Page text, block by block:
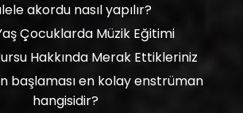
akordu nasıl yapılır?
Çocuklarda Müzik Eğitimi
Hakkında Merak Ettikleriniz
başlaması en kolay enstrüman
hangisidir?